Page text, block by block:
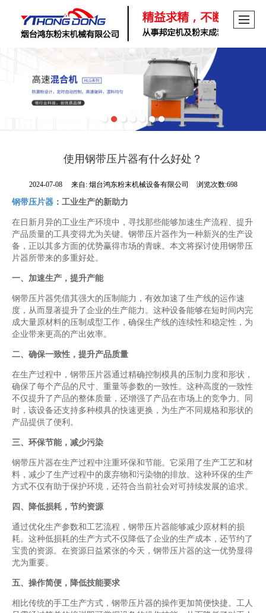
使用钢带压片器有什么好处？
2024-07-08 来自: 烟台鸿东粉末机械设备有限公司 浏览次数:698
钢带压片器：工业生产的新助力
在日新月异的工业生产环境中，寻找那些能够加速生产流程、提升
产品质量的工具变得尤为关键。钢带压片器作为一种新兴的生产设
备，正以其多方面的优势赢得市场的青睐。本文将探讨使用钢带压
片器所带来的多重好处。
一、加速生产，提升产能
钢带压片器凭借其强大的压制能力，有效加速了生产线的运作速
度，从而显著提升了企业的生产能力。这种设备能够在短时间内完
成大量原材料的压制成型工作，确保生产线的连续性和稳定性，为
企业带来更高的产出效率。
二、确保一致性，提升产品质量
在生产过程中，钢带压片器通过精确控制模具的压制力度和形状，
确保了每个产品的尺寸、重量等参数的一致性。这种高度的一致性
不仅提升了产品的整体质量，还增强了产品在市场上的竞争力。同
时，该设备还支持多种模具的快速更换，为生产不同规格和形状的
产品提供了便利。
三、环保节能，减少污染
钢带压片器在生产过程中注重环保和节能。它采用了生产工艺和材
料，减少了生产过程中的废弃物和污染物的排放。这种环保的生产
方式不仅有助于保护环境，还符合当前社会对可持续发展的追求。
四、降低损耗，节约资源
通过优化生产参数和工艺流程，钢带压片器能够减少原材料的损
耗。这种低损耗的生产方式不仅降低了企业的生产成本，还节约了
宝贵的资源。在资源日益紧张的今天，钢带压片器的这一优势显得
尤为重要。
五、操作简便，降低技能要求
相比传统的手工生产方式，钢带压片器的操作更加简便快捷。工人